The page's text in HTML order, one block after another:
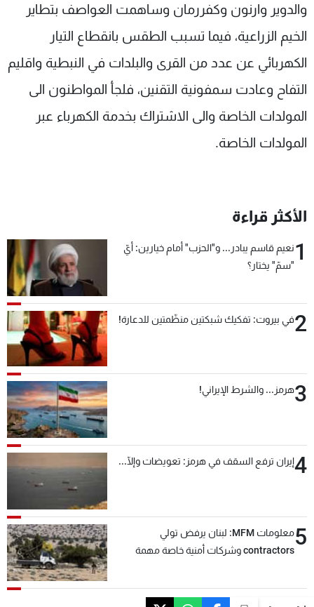
والدوير وارنون وكفررمان وساهمت العواصف بتطاير
الخيم الزراعية، فيما تسبب الطقس بانقطاع التيار
الكهربائي عن عدد من القرى والبلدات في النبطية واقليم
التفاح وعادت سمفونية التقنين، فلجأ المواطنون الى
المولدات الخاصة والى الاشتراك بخدمة الكهرباء عبر
المولدات الخاصة.
الأكثر قراءة
1نعيم قاسم يبادر... و"الحزب" أمام خيارين: أيّ
"سمّ" يختار؟
2في بيروت: تفكيك شبكتين منظّمتين للدعارة!
3هرمز... والشرط الإيراني!
4إيران ترفع السقف في هرمز: تعويضات وإلّا...
5
معلومات MFM: لبنان يرفض تولي
contractors وشركات أمنية خاصة مهمة